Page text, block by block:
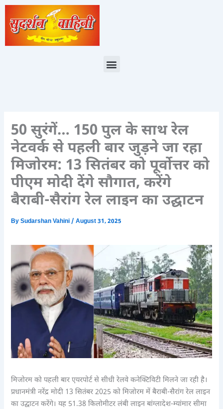
Skip
content
Menu
50 सुरंगें… 150 पुल के साथ रेल
नेटवर्क से पहली बार जुड़ने जा रहा
मिजोरम: 13 सितंबर को पूर्वोत्तर को
पीएम मोदी देंगे सौगात, करेंगे
बैराबी-सैरांग रेल लाइन का उद्घाटन
BySudarshan Vahini/August 31, 2025
मिजोरम को पहली बार एयरपोर्ट से सीधी रेलवे कनेक्टिविटी मिलने जा रही है।
प्रधानमंत्री नरेंद्र मोदी 13 सितंबर 2025 को मिजोरम में बैराबी-सैरांग रेल लाइन
का उद्घाटन करेंगे। यह 51.38 किलोमीटर लंबी लाइन बांग्लादेश-म्यांमार सीमा